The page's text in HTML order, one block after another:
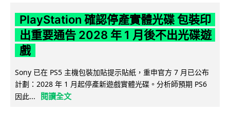
PlayStation 確認停產實體光碟 包裝印
出重要通告 2028 年 1 月後不出光碟遊
戲
Sony 已在 PS5 主機包裝加貼提示貼紙，重申官方 7 月已公布
計劃：2028 年 1 月起停產新遊戲實體光碟。分析師預期 PS6
因此...
閱讀全文